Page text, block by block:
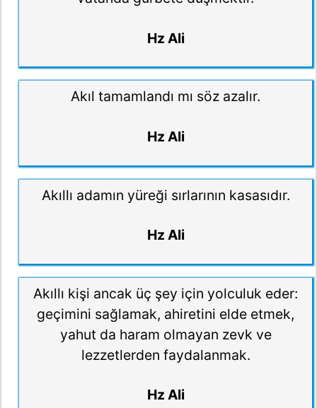
Hz Ali
Akıl tamamlandı mı söz azalır.
Hz Ali
Akıllı adamın yüreği sırlarının kasasıdır.
Hz Ali
Akıllı kişi ancak üç şey için yolculuk eder:
geçimini sağlamak, ahiretini elde etmek,
yahut da haram olmayan zevk ve
lezzetlerden faydalanmak.
Hz Ali